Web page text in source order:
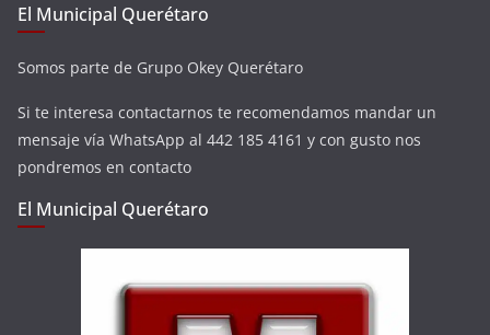
El Municipal Querétaro
Somos parte de Grupo Okey Querétaro
Si te interesa contactarnos te recomendamos mandar un
mensaje vía WhatsApp al 442 185 4161 y con gusto nos
pondremos en contacto
El Municipal Querétaro